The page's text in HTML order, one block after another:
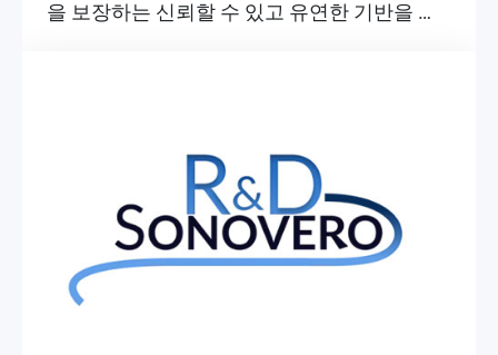
을 보장하는 신뢰할 수 있고 유연한 기반을 구